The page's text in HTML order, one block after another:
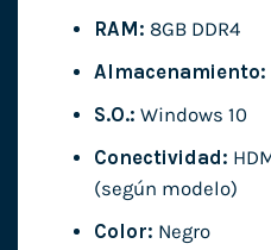
RAM: 8GB DDR4
Almacenamiento:
S.O.: Windows 10
Conectividad:
(según modelo)
Color: Negro